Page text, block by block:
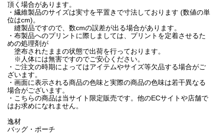
頂く場合があります。
・繊維製品のサイズは実寸を平置きで寸法しております (数値の単
位はcm)。
縫製品ですので、数cmの誤差が出る場合があります。
・布製品へのプリントに際しましては、プリントを定着させるた
めの処理剤が
塗布されたままの状態で出荷を行っております。
※人体には無害ですのでご安心ください。
・ご注文の時期によってはアイテムやサイズ等欠品する場合がご
ざいます。
・画面に表示される商品の色味と実際の商品の色味は若干異なる
場合がございます。
・こちらの商品は当サイト限定販売です。他のECサイトや店舗で
はお求めになれません。
逸材
バッグ・ポーチ